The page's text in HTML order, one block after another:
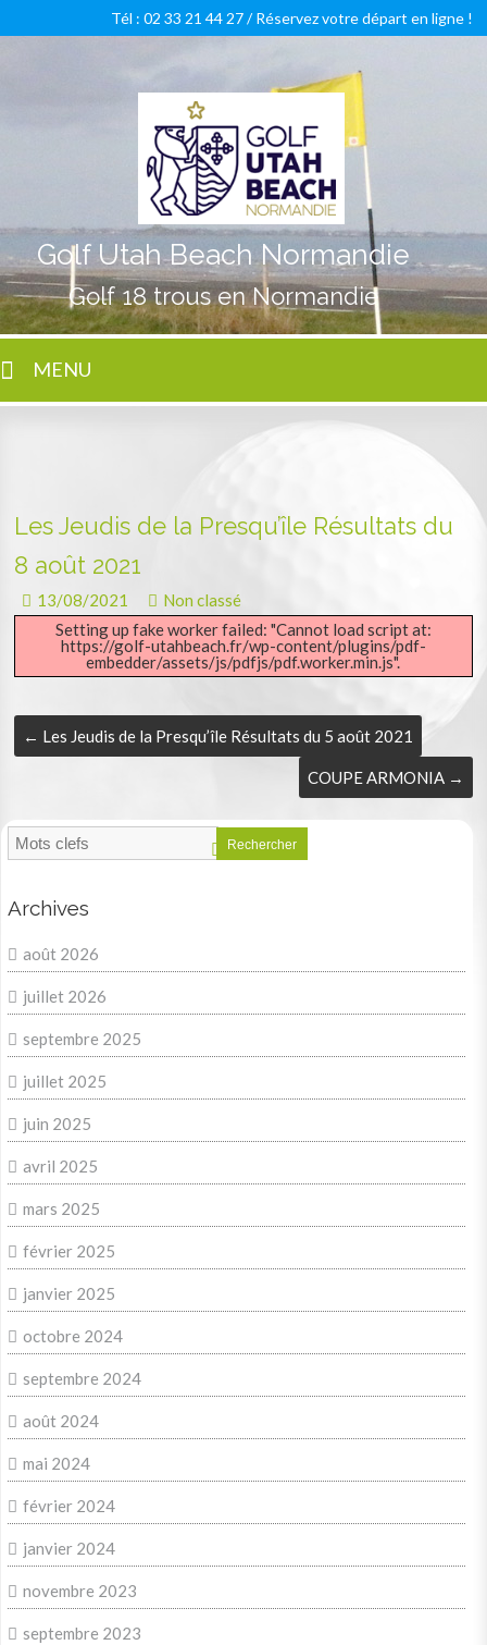
Golf Utah Beach Normandie
Golf 18 trous en Normandie
Tél : 02 33 21 44 27 /Réservez votre départ en ligne !
MENU
Les Jeudis de la Presqu’île Résultats du
8 août 2021
13/08/2021
Non classé
Setting up fake worker failed: "Cannot load script at:
https://golf-utahbeach.fr/wp-content/plugins/pdf-
embedder/assets/js/pdfjs/pdf.worker.min.js".
← Les Jeudis de la Presqu’île Résultats du 5 août 2021
COUPE ARMONIA →
Rechercher
Archives
août 2026
juillet 2026
septembre 2025
juillet 2025
juin 2025
avril 2025
mars 2025
février 2025
janvier 2025
octobre 2024
septembre 2024
août 2024
mai 2024
février 2024
janvier 2024
novembre 2023
septembre 2023